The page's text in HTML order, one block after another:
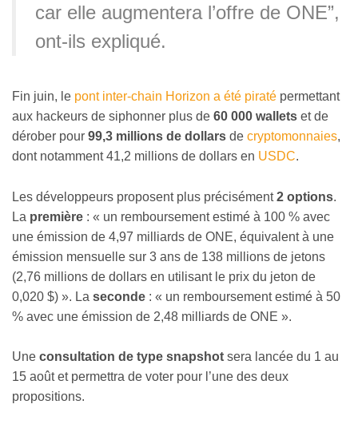
car elle augmentera l’offre de ONE”,
ont-ils expliqué.
Fin juin, le pont inter-chain Horizon a été piraté permettant
aux hackeurs de siphonner plus de 60 000 wallets et de
dérober pour 99,3 millions de dollars de cryptomonnaies,
dont notamment 41,2 millions de dollars en USDC.
Les développeurs proposent plus précisément2 options.
La première : « un remboursement estimé à 100 % avec
une émission de 4,97 milliards de ONE, équivalent à une
émission mensuelle sur 3 ans de 138 millions de jetons
(2,76 millions de dollars en utilisant le prix du jeton de
0,020 $) ». La seconde : « un remboursement estimé à 50
% avec une émission de 2,48 milliards de ONE ».
Une consultation de type snapshot sera lancée du 1 au
15 août et permettra de voter pour l’une des deux
propositions.